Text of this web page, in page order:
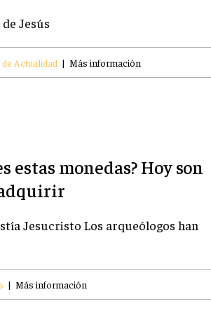
Jesús
Actualidad | Más información
estas monedas? Hoy son
Jesucristo Los arqueólogos han
| Más información